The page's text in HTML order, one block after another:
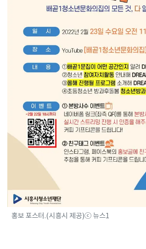
홍보 포스터.(시흥시 제공)ⓒ 뉴스1